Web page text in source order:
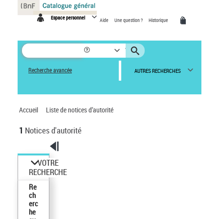
Espace personnel Aide Une question ? Historique
Recherche avancée AUTRES RECHERCHES
Accueil Liste de notices d’autorité
1 Notices d'autorité
VOTRE
RECHERCHE
Re
ch
erc
he
Panneau de gestion des cookies